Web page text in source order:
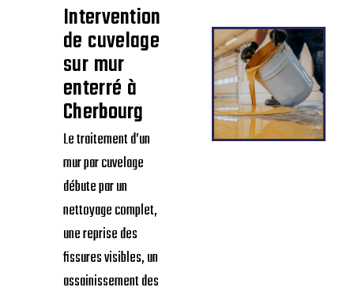
Intervention
de cuvelage
sur mur
enterré à
Cherbourg
Le traitement d’un
mur par cuvelage
débute par un
nettoyage complet,
une reprise des
fissures visibles, un
assainissement des